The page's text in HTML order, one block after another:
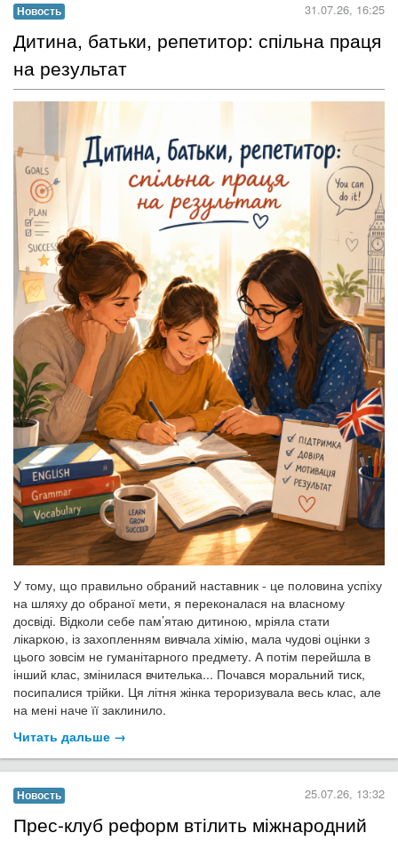
Новость 31.07.26, 16:25
Дитина, батьки, репетитор: спільна праця
на результат
У тому, що правильно обраний наставник - це половина успіху
на шляху до обраної мети, я переконалася на власному
досвіді. Відколи себе пам’ятаю дитиною, мріяла стати
лікаркою, із захопленням вивчала хімію, мала чудові оцінки з
цього зовсім не гуманітарного предмету. А потім перейшла в
інший клас, змінилася вчителька... Почався моральний тиск,
посипалися трійки. Ця літня жінка тероризувала весь клас, але
на мені наче її заклинило.
Читать дальше →
Новость 25.07.26, 13:32
​Прес-клуб реформ втілить міжнародний